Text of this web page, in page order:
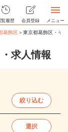
覧履歴 会員登録 メニュー
葛飾区＞東京都葛飾区・そ
求人情報
絞り込む
選択